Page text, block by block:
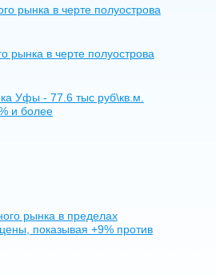
рынка в черте полуострова
рынка в черте полуострова
Уфы - 77.6 тыс руб\кв.м.
и более
рынка в пределах
показывая +9% против